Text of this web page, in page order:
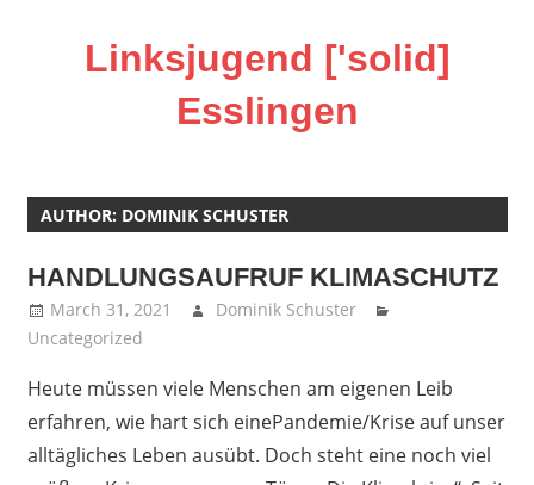
Linksjugend ['solid]
Esslingen
linksjugend
Basisgruppe
Esslingen
AUTHOR: DOMINIK SCHUSTER
HANDLUNGSAUFRUF KLIMASCHUTZ
March 31, 2021
Dominik Schuster
Uncategorized
Heute müssen viele Menschen am eigenen Leib
erfahren, wie hart sich einePandemie/Krise auf unser
alltägliches Leben ausübt. Doch steht eine noch viel